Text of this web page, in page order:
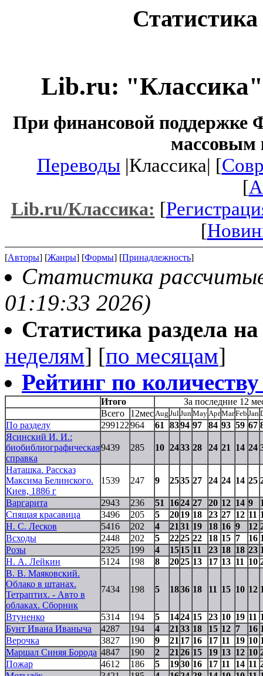
Lib.ru:
При финансовой поддержке
массовым
Переводы|Классика| [
[
Lib.ru/Классика: [
[
[Авторы] [Жанры] [Формы] [Принадлежность]
Статистика
01:19:33 2026)
Статистика раздела
неделям] [по месяцам]
Рейтинг по
Итого
За последние 12
Всего
12мес Aug Jul Jun May AprMarFeb Jan
По разделу 299122964 61 8394 97 84 93 59 67
Ясинский И. И.:
биобиблиографическая
справка
9439 285 10 2433 28 24 21 14 24
Наташка. Рассказ
Максима Белинского.
Киев, 1886 г
1539 247 9 2535 27 24 24 14 25
Варгарита 2943 236 51 1624 27 20 12 14 9
Спящая красавица
3496 205 5 2019 18 23 27 12 11
Н. С. Лесков
5416 202 4 21 31 19 18 16 9 12
Всходы
2448 202 5 2225 22 18 15 7 16
Розы
2325 199 4 1515 11 23 18 18 23
Н. А. Лейкин
5124 198 8 2025 13 17 13 11 10
В. В. Маяковский.
Облако в штанах.
Тетраптих. - Авто в
облаках. Сборник
7434 198 5 1836 18 11 15 10 12
Втуненко 5314 194 5 1424 15 23 10 19 11
Бунт Ивана Иваныча
4287 194 4 21 33 18 15 12 7 16
Верочка
3827 190 9 21 17 16 17 11 19 10
Маршал Синяя Борода 4847 190 2 21 26 15 19 13 12 10
Пожар
4612 186 5 1930 16 17 11 14 11